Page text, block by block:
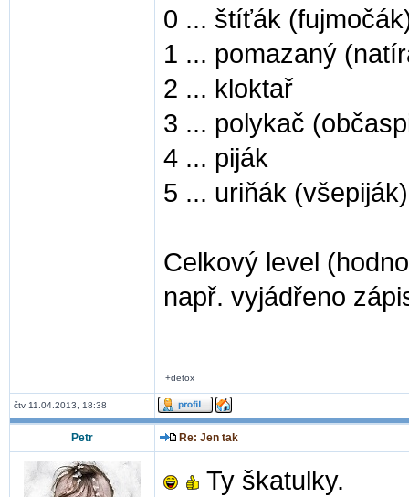
0 ... štíťák
1 ... pomazaný
2 ... kloktař
3 ... polykač
4 ... piják
5 ... uriňák (všepiják)
Celkový level
např. vyjádřeno
+detox
čtv 11.04.2013, 18:38
Petr Re: Jen tak
Ty škatulky.